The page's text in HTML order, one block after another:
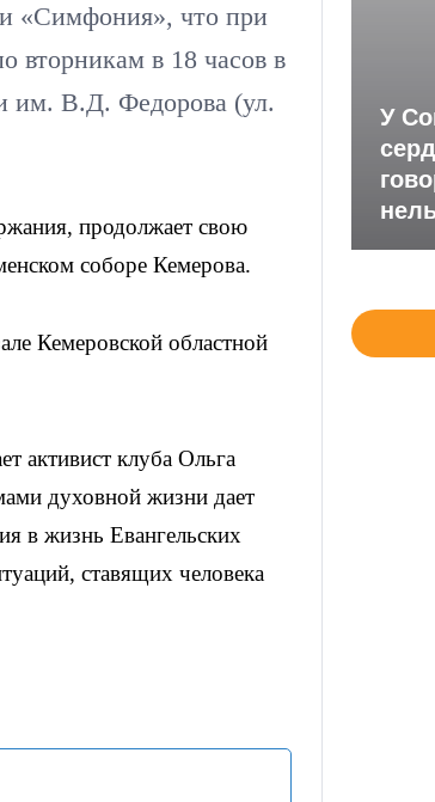
«Симфония», что при
вторникам в 18 часов в
им. В.Д. Федорова (ул.
продолжает свою
соборе Кемерова.
Кемеровской областной
активист клуба Ольга
духовной жизни дает
в жизнь Евангельских
ставящих человека
У